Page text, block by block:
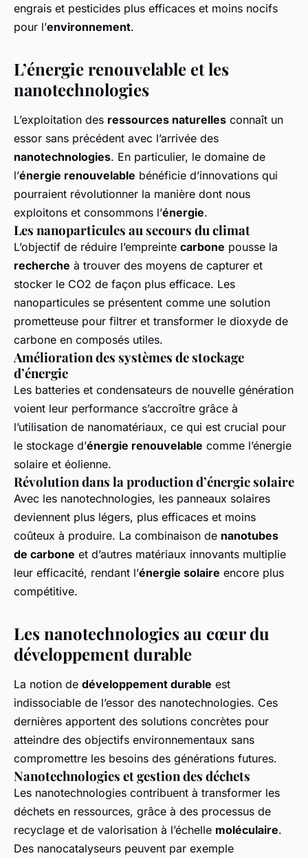
engrais et pesticides plus efficaces et moins nocifs
pour l’environnement.
L’énergie renouvelable et les
nanotechnologies
L’exploitation des ressources naturelles connaît un
essor sans précédent avec l’arrivée des
nanotechnologies. En particulier, le domaine de
l’énergie renouvelable bénéficie d’innovations qui
pourraient révolutionner la manière dont nous
exploitons et consommons l’énergie.
Les nanoparticules au secours du climat
L’objectif de réduire l’empreinte carbone pousse la
recherche à trouver des moyens de capturer et
stocker le CO2 de façon plus efficace. Les
nanoparticules se présentent comme une solution
prometteuse pour filtrer et transformer le dioxyde de
carbone en composés utiles.
Amélioration des systèmes de stockage
d’énergie
Les batteries et condensateurs de nouvelle génération
voient leur performance s’accroître grâce à
l’utilisation de nanomatériaux, ce qui est crucial pour
le stockage d’énergie renouvelable comme l’énergie
solaire et éolienne.
Révolution dans la production d’énergie solaire
Avec les nanotechnologies, les panneaux solaires
deviennent plus légers, plus efficaces et moins
coûteux à produire. La combinaison de nanotubes
de carbone et d’autres matériaux innovants multiplie
leur efficacité, rendant l’énergie solaire encore plus
compétitive.
Les nanotechnologies au cœur du
développement durable
La notion de développement durable est
indissociable de l’essor des nanotechnologies. Ces
dernières apportent des solutions concrètes pour
atteindre des objectifs environnementaux sans
compromettre les besoins des générations futures.
Nanotechnologies et gestion des déchets
Les nanotechnologies contribuent à transformer les
déchets en ressources, grâce à des processus de
recyclage et de valorisation à l’échelle moléculaire.
Des nanocatalyseurs peuvent par exemple